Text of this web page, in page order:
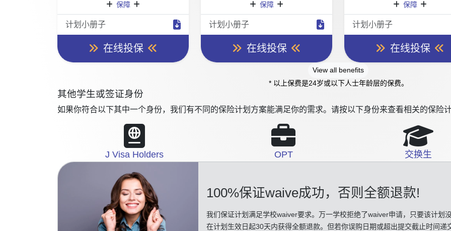
保障
计划小册子
在线投保
保障
计划小册子
在线投保
保障
计划小册子
在线投保
View all benefits
* 以上保费是24岁或以下人士年龄层的保费。
其他学生或签证身份
如果你符合以下其中一个身份，我们有不同的保险计划方案能满足你的需求。请按以下身份来查看相关的保险
J Visa Holders OPT 交换生
100%保证waive成功 ，否则全额退款!
我们保证计划满足学校waiver要求。万一学校拒绝了waiver申请，只要该计划
在计划生效日起30天内获得全额退款。但若你误购日期或超出提交截止时间递